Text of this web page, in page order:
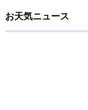
お天気ニュース